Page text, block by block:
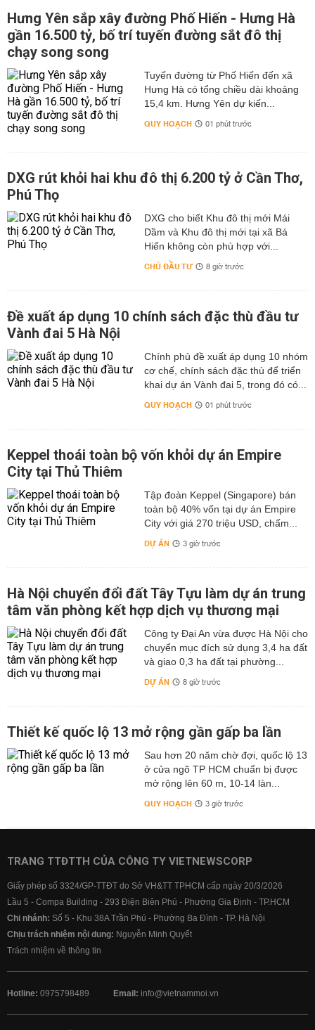
Hưng Yên sắp xây đường Phố Hiến - Hưng Hà
gần 16.500 tỷ, bố trí tuyến đường sắt đô thị
chạy song song
Tuyến đường từ Phố Hiến đến xã
Hưng Hà có tổng chiều dài khoảng
15,4 km. Hưng Yên dự kiến...
QUY HOẠCH 01 phút trước
DXG rút khỏi hai khu đô thị 6.200 tỷ ở Cần Thơ,
Phú Thọ
DXG cho biết Khu đô thị mới Mái
Dầm và Khu đô thị mới tại xã Bá
Hiến không còn phù hợp với...
CHỦ ĐẦU TƯ 8 giờ trước
Đề xuất áp dụng 10 chính sách đặc thù đầu tư
Vành đai 5 Hà Nội
Chính phủ đề xuất áp dụng 10 nhóm
cơ chế, chính sách đặc thù để triển
khai dự án Vành đai 5, trong đó có...
QUY HOẠCH 01 phút trước
Keppel thoái toàn bộ vốn khỏi dự án Empire
City tại Thủ Thiêm
Tập đoàn Keppel (Singapore) bán
toàn bộ 40% vốn tại dự án Empire
City với giá 270 triệu USD, chấm...
DỰ ÁN 3 giờ trước
Hà Nội chuyển đổi đất Tây Tựu làm dự án trung
tâm văn phòng kết hợp dịch vụ thương mại
Công ty Đại An vừa được Hà Nội cho
chuyển mục đích sử dụng 3,4 ha đất
và giao 0,3 ha đất tại phường...
DỰ ÁN 8 giờ trước
Thiết kế quốc lộ 13 mở rộng gần gấp ba lần
Sau hơn 20 năm chờ đợi, quốc lộ 13
ở cửa ngõ TP HCM chuẩn bị được
mở rộng lên 60 m, 10-14 làn...
QUY HOẠCH 3 giờ trước
TRANG TTĐTTH CỦA CÔNG TY VIETNEWSCORP
Giấy phép số 3324/GP-TTĐT do Sở VH&TT TPHCM cấp ngày 20/3/2026
Lầu 5 - Compa Building - 293 Điện Biên Phủ - Phường Gia Định - TP.HCM
Chi nhánh: Số 5 - Khu 38A Trần Phú - Phường Ba Đình - TP. Hà Nội
Chịu trách nhiệm nội dung: Nguyễn Minh Quyết
Trách nhiệm về thông tin
Hotline: 0975798489 Email: info@vietnammoi.vn